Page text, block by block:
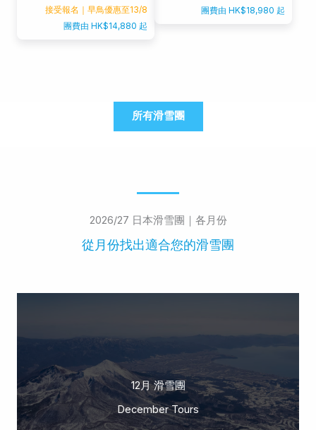
接受報名｜早鳥優惠至13/8
團費由 HK$14,880 起
團費由 HK$18,980 起
所有滑雪團
2026/27 日本滑雪團｜各月份
從月份找出適合您的滑雪團
12月 滑雪團
December Tours